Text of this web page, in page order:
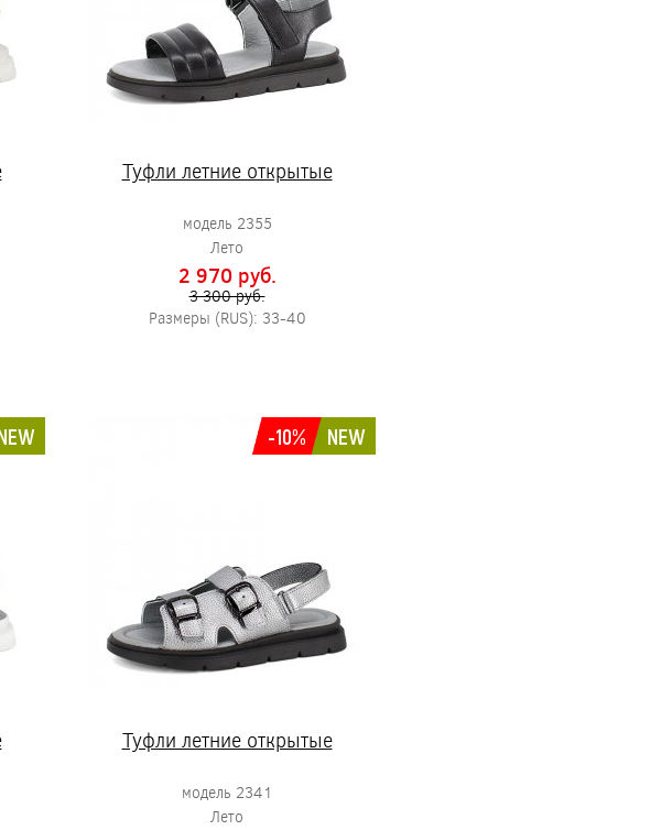
Туфли летние открытые
модель 2355
Лето
2 970 pуб.
3 300 pуб.
Размеры (RUS): 33-40
-10% NEW
Туфли летние открытые
модель 2341
Лето